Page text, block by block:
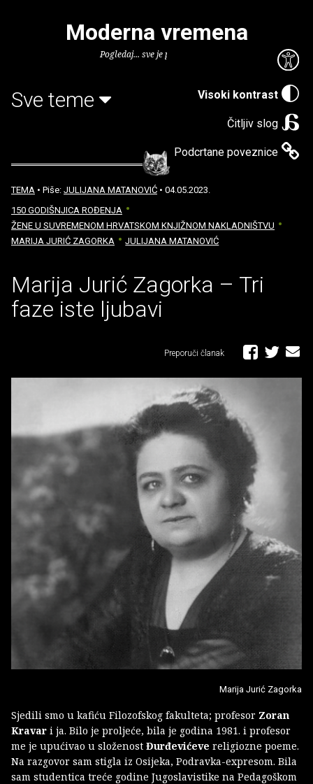
Visoki kontrast
Čitljiv slog
Podcrtane poveznice
Moderna vremena
Pogledaj... sve je puno knjiga.
Sve teme
TEMA • Piše: JULIJANA MATANOVIĆ • 04.05.2023.
150 GODIŠNJICA ROĐENJA
ŽENE U SUVREMENOM HRVATSKOM KNJIŽNOM NAKLADNIŠTVU
MARIJA JURIĆ ZAGORKA
JULIJANA MATANOVIĆ
Marija Jurić Zagorka – Tri
faze iste ljubavi
Preporuči članak
Marija Jurić Zagorka
Sjedili smo u kafiću Filozofskog fakulteta; profesor Zoran
Kravar i ja. Bilo je proljeće, bila je godina 1981. i profesor
me je upućivao u složenost Đurđevićeve religiozne poeme.
Na razgovor sam stigla iz Osijeka, Podravka-expresom. Bila
sam studentica treće godine Jugoslavistike na Pedagoškom